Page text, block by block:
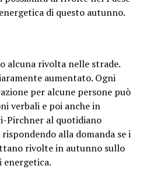
di questo autunno.
alcuna rivolta nelle strade.
aumentato. Ogni
per alcune persone può
verbali e poi anche in
Pirchner al quotidiano
rispondendo alla domanda se i
rivolte in autunno sullo
energetica.